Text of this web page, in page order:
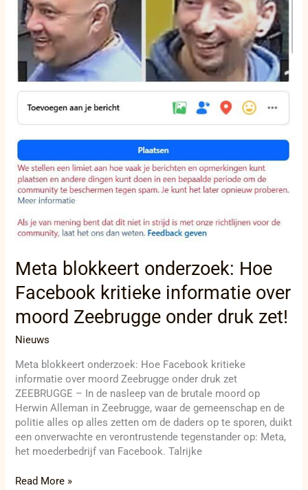
Meta blokkeert onderzoek: Hoe
Facebook kritieke informatie over
moord Zeebrugge onder druk zet!
Nieuws
Meta blokkeert onderzoek: Hoe Facebook kritieke
informatie over moord Zeebrugge onder druk zet
ZEEBRUGGE – In de nasleep van de brutale moord op
Herwin Alleman in Zeebrugge, waar de gemeenschap en de
politie alles op alles zetten om de daders op te sporen, duikt
een onverwachte en verontrustende tegenstander op: Meta,
het moederbedrijf van Facebook. Talrijke
over
moord
Zeebrugge
onder
druk
zet!
Read More »